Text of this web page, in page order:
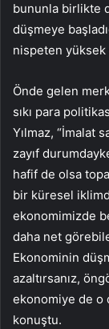
bununla birlikte
düşmeye
nispeten
Önde gelen
sıkı para
Yılmaz, “İmalat
zayıf
hafif de olsa
bir küresel
ekonomimizde
daha net
Ekonominin
azaltırsanız,
ekonomiye de o
konuştu.